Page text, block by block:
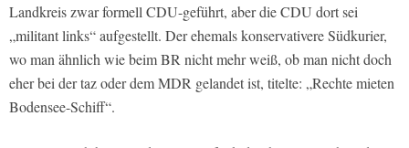
Landkreis zwar formell CDU-geführt, aber die CDU dort sei
„militant links“ aufgestellt. Der ehemals konservativere Südkurier,
wo man ähnlich wie beim BR nicht mehr weiß, ob man nicht doch
eher bei der taz oder dem MDR gelandet ist, titelte: „Rechte mieten
Bodensee-Schiff“.